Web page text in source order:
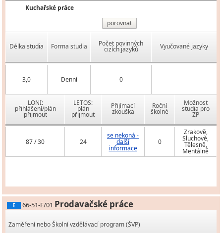
Kuchařské práce
porovnat
Délka studia Forma studia Počet povinných
cizích jazyků Vyučované jazyky
3,0 Denní 0
LONI:
přihlášení/plán
přijmout
LETOS:
plán
přijmout
Přijímací
zkouška
Roční
školné
Možnost
studia pro
ZP
87 / 30 24
se nekoná -
další
informace
0
Zrakově,
Sluchově,
Tělesně,
Mentálně
E 66-51-E/01 Prodavačské práce
Zaměření nebo Školní vzdělávací program (ŠVP)